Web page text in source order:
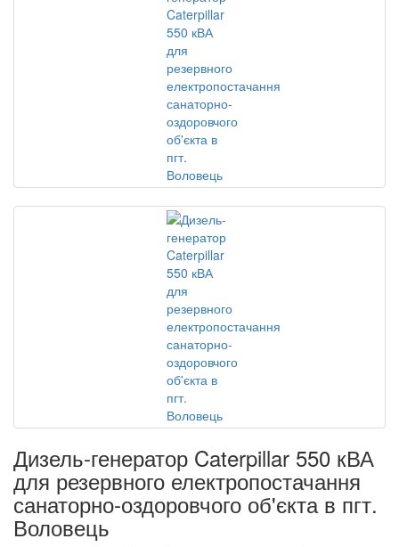
Дизель-генератор Caterpillar 550 кВА
для резервного електропостачання
санаторно-оздоровчого об'єкта в пгт.
Воловець